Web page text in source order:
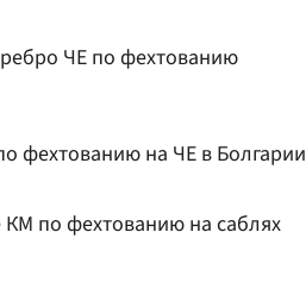
ЧЕ по фехтованию
фехтованию на ЧЕ в Болгарии
КМ по фехтованию на саблях